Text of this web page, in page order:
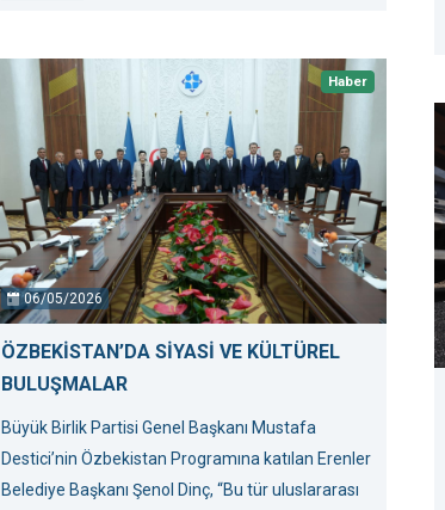
Haber
06/05/2026
ÖZBEKİSTAN’DA SİYASİ VE KÜLTÜREL
BULUŞMALAR
Büyük Birlik Partisi Genel Başkanı Mustafa
Destici’nin Özbekistan Programına katılan Erenler
Belediye Başkanı Şenol Dinç, “Bu tür uluslararası